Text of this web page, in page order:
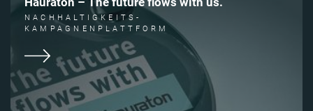
NACHHALTIGKEITS-
KAMPAGNENPLATTFORM